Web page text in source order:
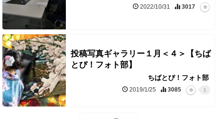
2022/10/31 3017
投稿写真ギャラリー１月＜４＞【ちば
とぴ！フォト部】
ちばとぴ！フォト部
2019/1/25 3085 1